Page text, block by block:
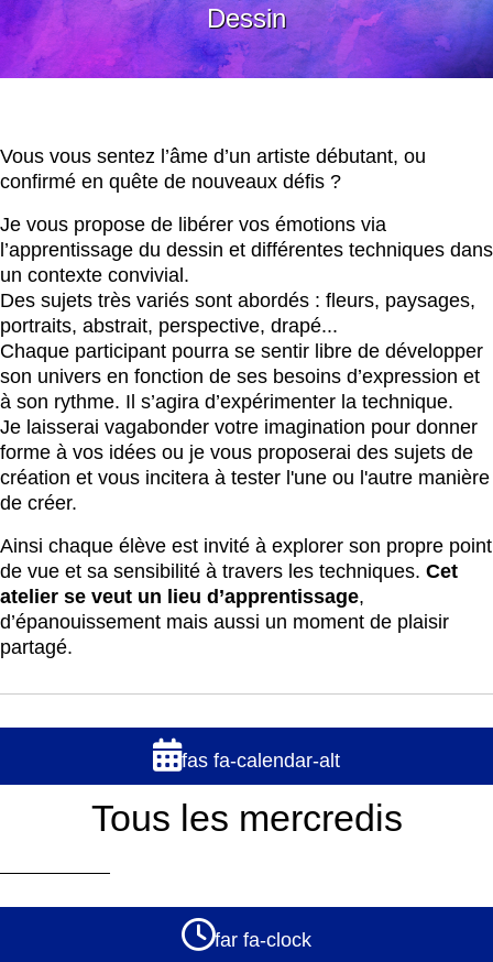
Dessin
Vous vous sentez l’âme d’un artiste débutant, ou
confirmé en quête de nouveaux défis ?
Je vous propose de libérer vos émotions via
l’apprentissage du dessin et différentes techniques dans
un contexte convivial.
Des sujets très variés sont abordés : fleurs, paysages,
portraits, abstrait, perspective, drapé...
Chaque participant pourra se sentir libre de développer
son univers en fonction de ses besoins d’expression et
à son rythme. Il s’agira d’expérimenter la technique.
Je laisserai vagabonder votre imagination pour donner
forme à vos idées ou je vous proposerai des sujets de
création et vous incitera à tester l'une ou l'autre manière
de créer.
Ainsi chaque élève est invité à explorer son propre point
de vue et sa sensibilité à travers les techniques. Cet
atelier se veut un lieu d’apprentissage,
d’épanouissement mais aussi un moment de plaisir
partagé.
fas fa-calendar-alt
Tous les mercredis
far fa-clock